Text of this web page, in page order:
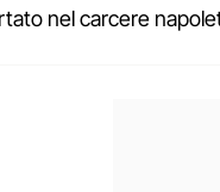
nel carcere